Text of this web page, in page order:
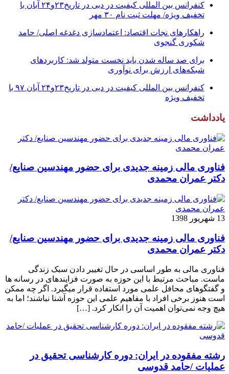
کنفرانس بین المللی کیفیت در دبی در تاریخ۲۳و۲۴ آبان با
تخفیف ویژه/ مهلت ثبت نام ۳۰ مهر
راهکارهای نجات اقتصاد: اعتمادسازی دغدغه اصلی/ حامد
شکوری گنجوی
برای صد ساله شدن باید نخست متولد شد: کاربردهای
شبکه‌های ارزش برای نوآوری
کنفرانس بین المللی کیفیت در دبی در تاریخ۲۳و۲۴ آبان ۹۷ با
تخفیف ویژه
یادداشت
فناوری مالی زمینه جدیدی برای حضور مهندسین صنایع/
دکتر عمران محمدی
13 شهریور 1398
فناوری مالی زمینه جدیدی برای حضور مهندسین صنایع/
دکتر عمران محمدی
فناوری مالی به طور اساسی در حال تغییر دادن سبک زندگی
ماست. مباحث مرتبط با این حوزه به صورت فزاینده­ای در رسانه­ ها
و گفتگوهای محافل علمی مورد استفاده قرار می­گیرد. اگر چه ممکن
است هنوز برخی افراد با مفاهیم علمی این حوزه آشنا نباشند؛ اما به
هیچ وجه نمی‌توان اهمیت آن را انکار کرد. […]
رشته مفقوده در ایران: دوره کارشناسی تحقیق در
عملیات /حامد قدوسی